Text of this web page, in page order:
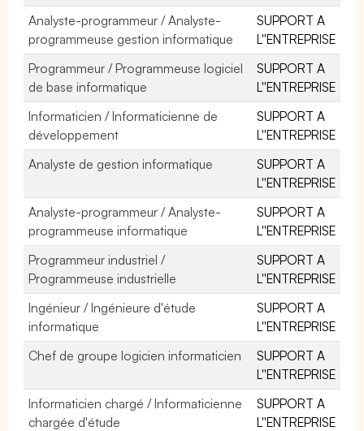
Analyste-programmeur / Analyste-
programmeuse gestion informatique
SUPPORT A
L''ENTREPRISE
Programmeur / Programmeuse logiciel
de base informatique
SUPPORT A
L''ENTREPRISE
Informaticien / Informaticienne de
développement
SUPPORT A
L''ENTREPRISE
Analyste de gestion informatique
SUPPORT A
L''ENTREPRISE
Analyste-programmeur / Analyste-
programmeuse informatique
SUPPORT A
L''ENTREPRISE
Programmeur industriel /
Programmeuse industrielle
SUPPORT A
L''ENTREPRISE
Ingénieur / Ingénieure d'étude
informatique
SUPPORT A
L''ENTREPRISE
Chef de groupe logicien informaticien
SUPPORT A
L''ENTREPRISE
Informaticien chargé / Informaticienne
chargée d'étude
SUPPORT A
L''ENTREPRISE